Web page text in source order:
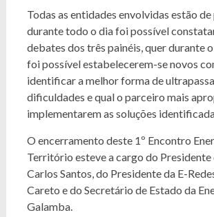
Todas as entidades envolvidas estão
durante todo o dia foi possível
debates dos três painéis, quer durante
foi possível estabelecerem-se novos
identificar a melhor forma de
dificuldades e qual o parceiro mais
implementarem as soluções
O encerramento deste 1º Encontro
Território esteve a cargo do Presidente
Carlos Santos, do Presidente da E-
Careto e do Secretário de Estado da
Galamba.